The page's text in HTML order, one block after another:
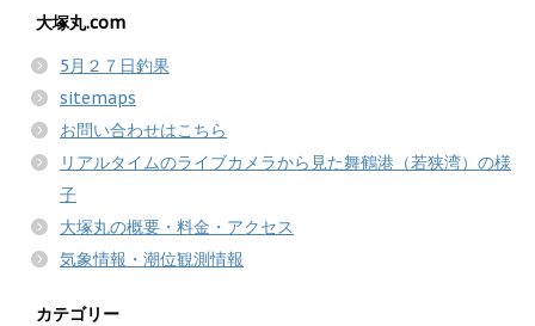
大塚丸.com
5月２７日釣果
sitemaps
お問い合わせはこちら
リアルタイムのライブカメラから見た舞鶴港（若狭湾）の様
子
大塚丸の概要・料金・アクセス
気象情報・潮位観測情報
カテゴリー